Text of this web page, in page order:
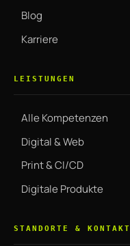
Blog
Karriere
LEISTUNGEN
Alle Kompetenzen
Digital & Web
Print & CI/CD
Digitale Produkte
STANDORTE & KONTAKT